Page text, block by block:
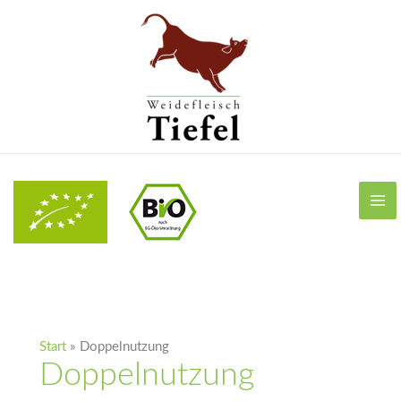
Start Doppelnutzung
Doppelnutzung